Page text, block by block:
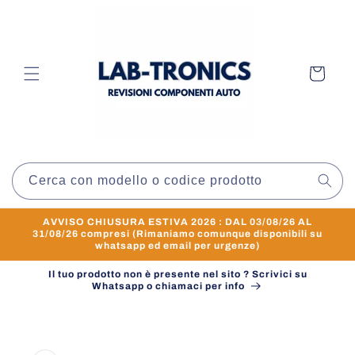
Carrello
Cerca con modello o codice prodotto
AVVISO CHIUSURA ESTIVA 2026 : DAL 03/08/26 AL
31/08/26 compresi (Rimaniamo comunque disponibili su
whatsapp ed email per urgenze)
Il tuo prodotto non è presente nel sito ? Scrivici su
Whatsapp o chiamaci per info